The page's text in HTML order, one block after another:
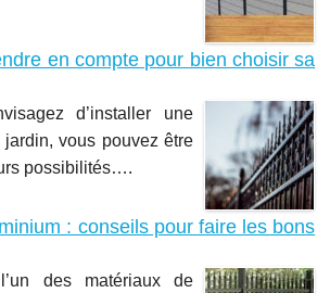
en compte pour bien choisir sa
d’installer une
vous pouvez être
possibilités….
: conseils pour faire les bons
des matériaux de